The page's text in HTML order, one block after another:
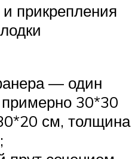
прикрепления
— один
30*30
см, толщина